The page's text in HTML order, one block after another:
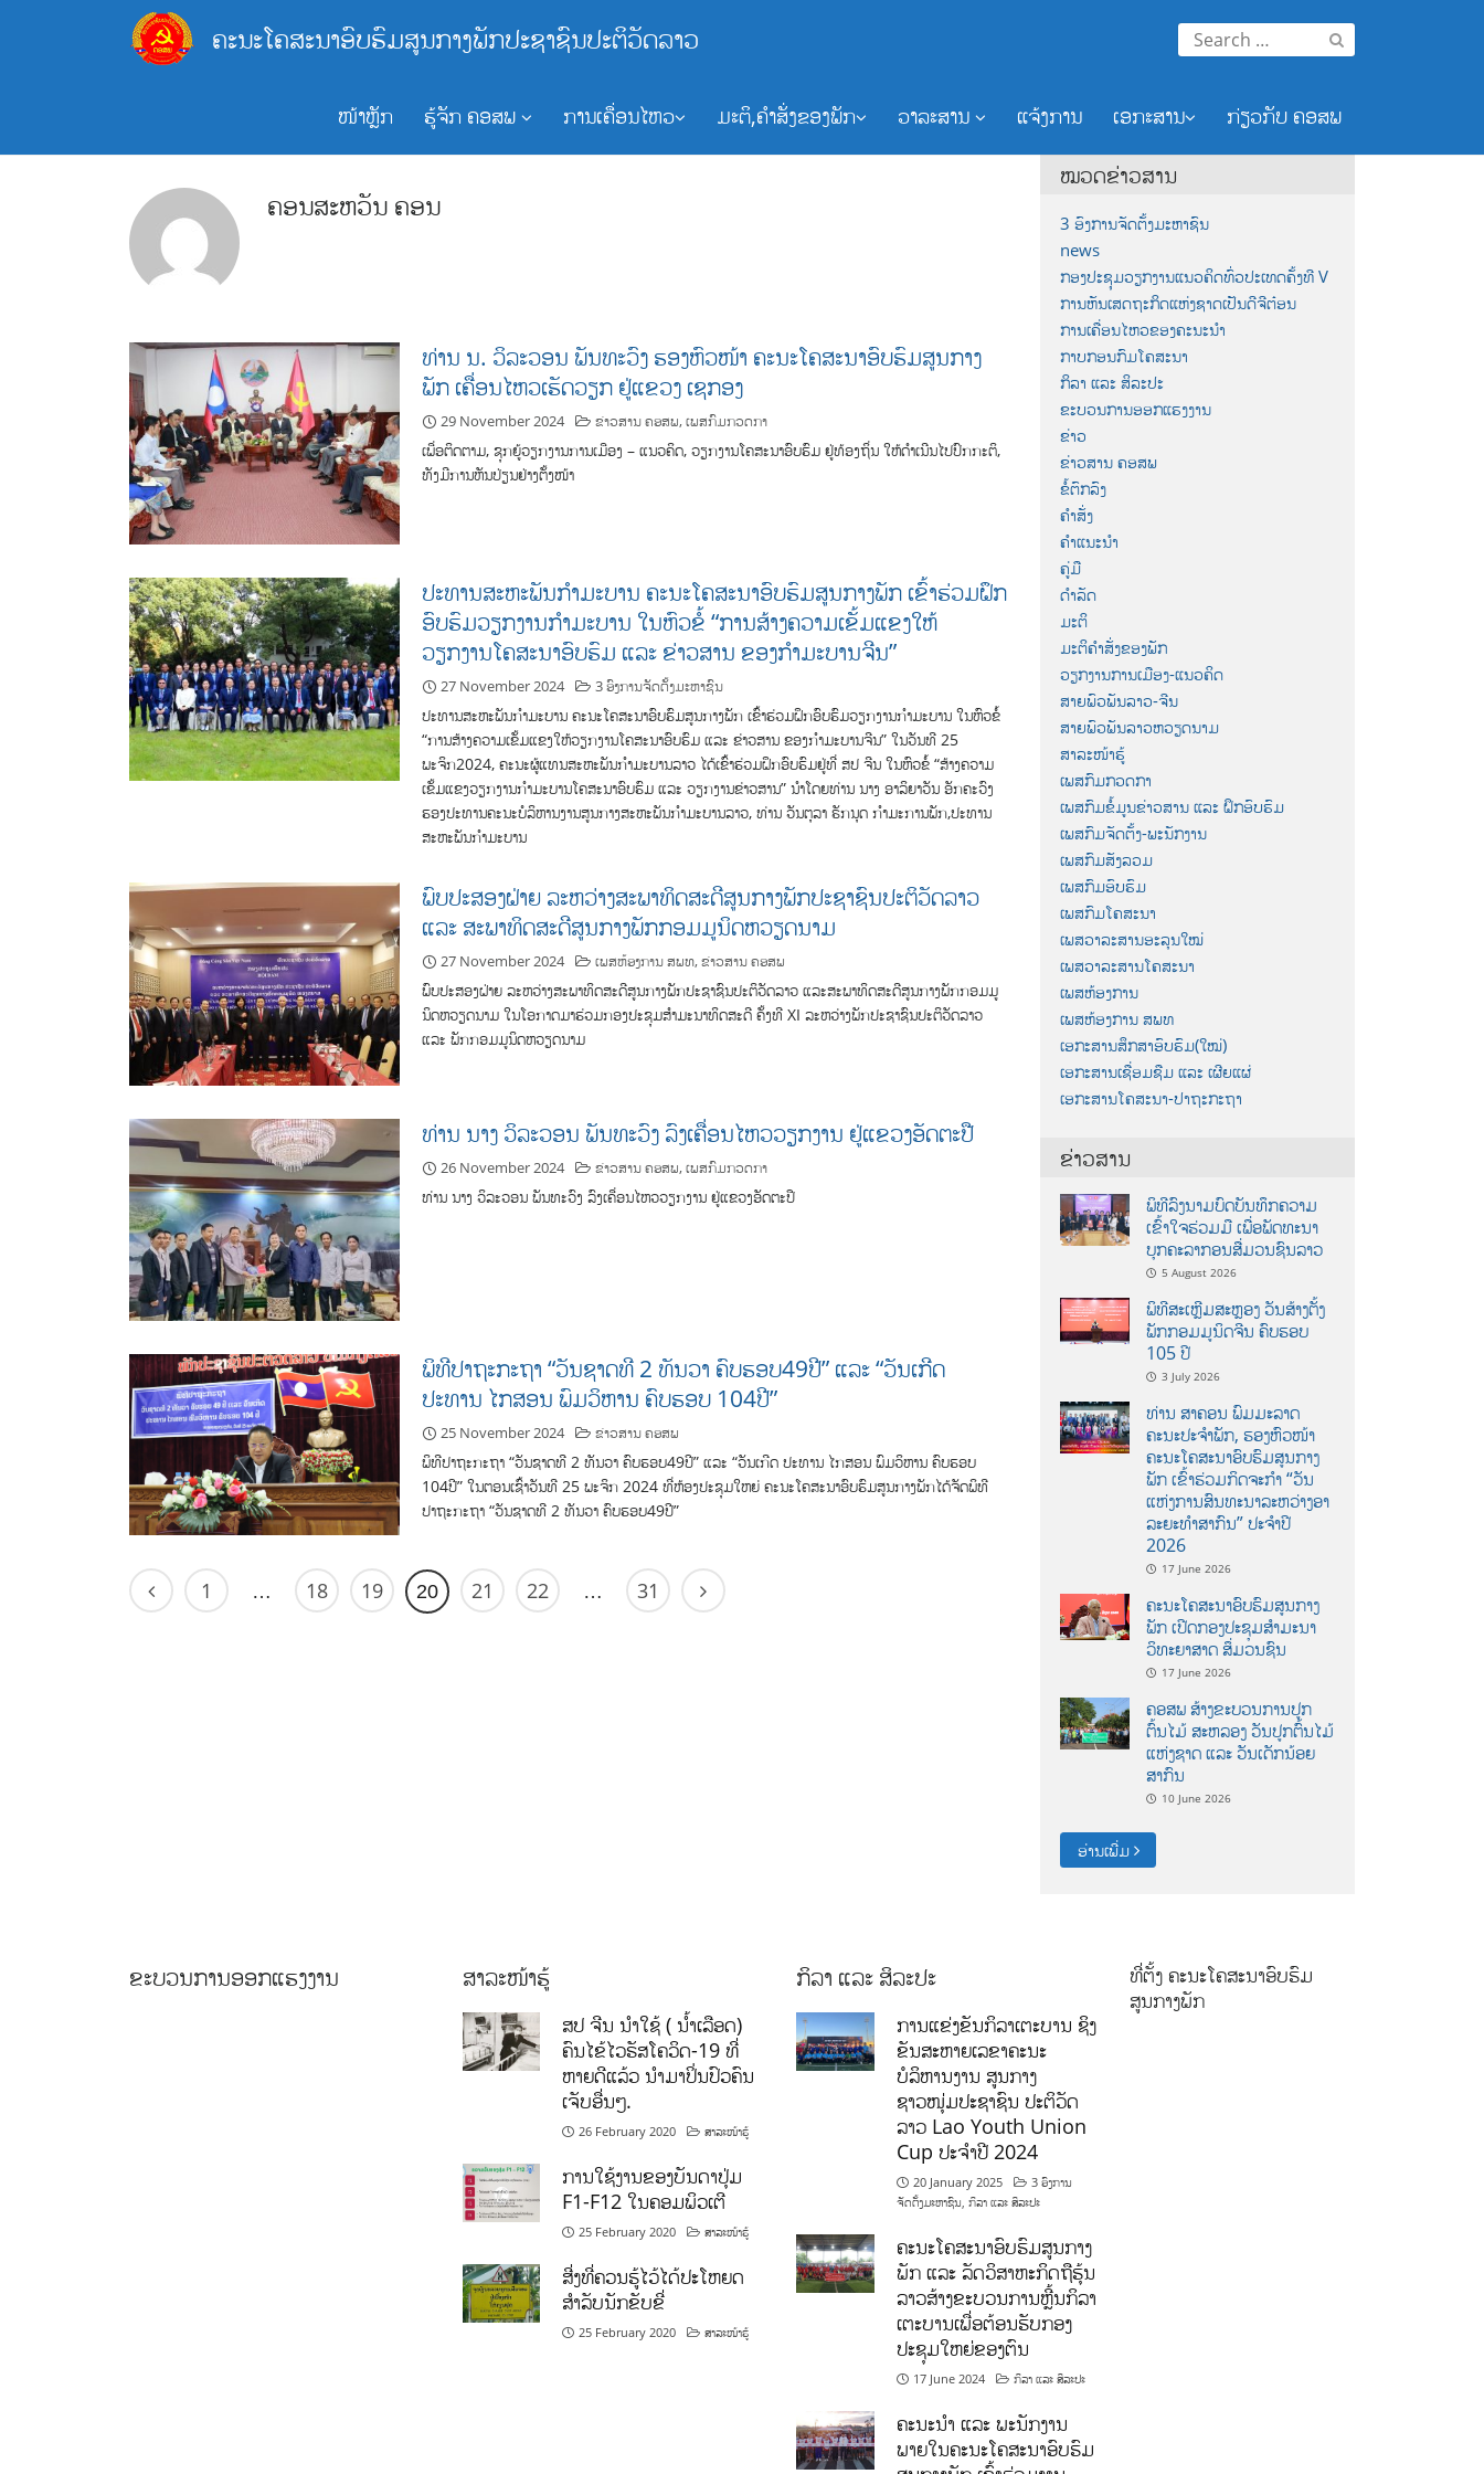
ຄະນະໂຄສະນາອົບຮົມສູນກາງພັກປະຊາຊົນປະຕິວັດລາວ
Search
for:
ໜ້າຫຼັກ ຮູ້ຈັກ ຄອສພ ການເຄື່ອນໄຫວ ມະຕິ,ຄຳສັ່ງຂອງພັກ ວາລະສານ ແຈ້ງການ ເອກະສານ ກ່ຽວກັບ ຄອສພ
ຄອນສະຫວັນ ຄອນ
ທ່ານ ນ. ວິລະວອນ ພັນທະວົງ ຮອງຫົວໜ້າ ຄະນະໂຄສະນາອົບຮົມສູນກາງ
ພັກ ເຄື່ອນໄຫວເຮັດວຽກ ຢູ່ແຂວງ ເຊກອງ
29 November 2024 ຂ່າວສານ ຄອສພ,ເພສກົມກວດກາ
ເພື່ອຕິດຕາມ, ຊຸກຍູ້ວຽກງານການເມືອງ – ແນວຄິດ, ວຽກງານໂຄສະນາອົບຮົມ ຢູ່ທ້ອງຖິ່ນ ໃຫ້ດໍາເນີນໄປປົກກະຕິ,
ທັງມີການຫັນປ່ຽນຢ່າງຕັ້ງໜ້າ
ປະທານສະຫະພັນກຳມະບານ ຄະນະໂຄສະນາອົບຮົມສູນກາງພັກ ເຂົ້າຮ່ວມຝຶກ
ອົບຮົມວຽກງານກຳມະບານ ໃນຫົວຂໍ້ “ການສ້າງຄວາມເຂັ້ມແຂງໃຫ້
ວຽກງານໂຄສະນາອົບຮົມ ແລະ ຂ່າວສານ ຂອງກໍາມະບານຈີນ”
27 November 2024 3 ອົງການຈັດຕັ້ງມະຫາຊົນ
ປະທານສະຫະພັນກຳມະບານ ຄະນະໂຄສະນາອົບຮົມສູນກາງພັກ ເຂົ້າຮ່ວມຝຶກອົບຮົມວຽກງານກຳມະບານ ໃນຫົວຂໍ້
“ການສ້າງຄວາມເຂັ້ມແຂງໃຫ້ວຽກງານໂຄສະນາອົບຮົມ ແລະ ຂ່າວສານ ຂອງກໍາມະບານຈີນ” ໃນວັນທີ 25
ພະຈິກ2024, ຄະນະຜູ້ແທນສະຫະພັນກຳມະບານລາວ ໄດ້ເຂົ້າຮ່ວມຝຶກອົບຮົມຢູ່ທີ່ ສປ ຈີນ ໃນຫົວຂໍ້ “ສ້າງຄວາມ
ເຂັ້ມແຂງວຽກງານກຳມະບານໂຄສະນາອົບຮົມ ແລະ ວຽກງານຂ່າວສານ” ນຳໂດຍທ່ານ ນາງ ອາລິຍາວັນ ອັກຄະວົງ
ຮອງປະທານຄະນະບໍລິຫານງານສູນກາງສະຫະພັນກຳມະບານລາວ, ທ່ານ ວັນຕຸລາ ຣັກນຸດ ກຳມະການພັກ,ປະທານ
ສະຫະພັນກຳມະບານ
ພົບປະສອງຝ່າຍ ລະຫວ່າງສະພາທິດສະດີສູນກາງພັກປະ​ຊາ​ຊົນ​ປະ​ຕິ​ວັດລາວ
ແລະ ສະ​ພາ​ທິດ​ສະ​ດີ​ສູນ​ກາງ​ພັກ​ກອມ​ມູ​ນິດຫວຽດນາມ
27 November 2024 ເພສຫ້ອງການ ສພທ,ຂ່າວສານ ຄອສພ
ພົບປະສອງຝ່າຍ ລະຫວ່າງສະພາທິດສະດີສູນກາງພັກປະ​ຊາ​ຊົນ​ປະ​ຕິ​ວັດລາວ ແລະສະ​ພາ​ທິດ​ສະ​ດີ​ສູນ​ກາງ​ພັກ​ກອມ​ມູ​
ນິດຫວຽດນາມ ໃນໂອກາດມາຮ່ວມກອງ​ປະ​ຊຸມສໍາມະນາທິດສະດີ ຄັ້ງ​ທີ XI ລະຫວ່າງພັກປະຊາຊົນປະຕິວັດລາວ
ແລະ ພັກກອມມູນິດຫວຽດນາມ
ທ່ານ ນາງ ວິລະວອນ ພັນທະວົງ ລົງເຄື່ອນໄຫວວຽກງານ ຢູ່ແຂວງອັດຕະປື
26 November 2024 ຂ່າວສານ ຄອສພ,ເພສກົມກວດກາ
ທ່ານ ນາງ ວິລະວອນ ພັນທະວົງ ລົງເຄື່ອນໄຫວວຽກງານ ຢູ່ແຂວງອັດຕະປື
ພິທີປາຖະກະຖາ “ວັນຊາດທີ 2 ທັນວາ ຄົບຮອບ49ປີ” ແລະ “ວັນເກີດ
ປະທານ ໄກສອນ ພົມວິຫານ ຄົບຮອບ 104ປີ”
25 November 2024 ຂ່າວສານ ຄອສພ
ພິທີປາຖະກະຖາ “ວັນຊາດທີ 2 ທັນວາ ຄົບຮອບ49ປີ” ແລະ “ວັນເກີດ ປະທານ ໄກສອນ ພົມວິຫານ ຄົບຮອບ
104ປີ” ໃນຕອນເຊົ້າວັນທີ 25 ພະຈິກ 2024 ທີ່ຫ້ອງປະຊຸມໃຫຍ່ ຄະນະໂຄສະນາອົບຮົມສູນກາງພັກໄດ້ຈັດພິທີ
ປາຖະກະຖາ “ວັນຊາດທີ 2 ທັນວາ ຄົບຮອບ49ປີ”
1 … 18 19 20 21 22 … 31
ໝວດຂ່າວສານ
3 ອົງການຈັດຕັ້ງມະຫາຊົນ
news
ກອງປະຊຸມວຽກງານແນວຄິດທົ່ວປະເທດຄັ້ງທີ V
ການຫັນເສດຖະກິດແຫ່ງຊາດເປັນດີຈີຕ໋ອນ
ການເຄື່ອນໄຫວຂອງຄະນະນຳ
ກາບກອນກົມໂຄສະນາ
ກິລາ ແລະ ສິລະປະ
ຂະບວນການອອກແຮງງານ
ຂ່າວ
ຂ່າວສານ ຄອສພ
ຂໍ້ຕົກລົງ
ຄຳສັ່ງ
ຄຳແນະນຳ
ຄູ່ມື
ດຳລັດ
ມະຕິ
ມະຕິຄຳສັ່ງຂອງພັກ
ວຽກງານການເມືອງ-ແນວຄິດ
ສາຍພົວພັນລາວ-ຈີນ
ສາຍພົວພັນລາວຫວຽດນາມ
ສາລະໜ້າຮູ້
ເພສກົມກວດກາ
ເພສກົມຂໍ້ມູນຂ່າວສານ ແລະ ຝຶກອົບຮົມ
ເພສກົມຈັດຕັ້ງ-ພະນັກງານ
ເພສກົມສັງລວມ
ເພສກົມອົບຮົມ
ເພສກົມໂຄສະນາ
ເພສວາລະສານອະລຸນໃໝ່
ເພສວາລະສານໂຄສະນາ
ເພສຫ້ອງການ
ເພສຫ້ອງການ ສພທ
ເອກະສານສຶກສາອົບຮົມ(ໃໝ່)
ເອກະສານເຊື່ອມຊືມ ແລະ ເຜີຍແຜ່
ເອກະສານໂຄສະນາ-ປາຖະກະຖາ
ຂ່າວສານ
ພິທີລົງນາມບົດບັນທຶກຄວາມ
ເຂົ້າໃຈຮ່ວມມື ເພື່ອພັດທະນາ
ບຸກຄະລາກອນສື່ມວນຊົນລາວ
5 August 2026
ພິທີສະເຫຼີມສະຫຼອງ ວັນສ້າງຕັ້ງ
ພັກກອມມູນິດຈີນ ຄົບຮອບ
105 ປີ
3 July 2026
ທ່ານ ສາຄອນ ພົມມະລາດ
ຄະນະປະຈໍາພັກ, ຮອງຫົວໜ້າ
ຄະນະໂຄສະນາອົບຮົມສູນກາງ
ພັກ ເຂົ້າຮ່ວມກິດຈະກຳ “ວັນ
ແຫ່ງການສົນທະນາລະຫວ່າງອາ
ລະຍະທຳສາກົນ” ປະຈຳປີ
2026
17 June 2026
ຄະນະໂຄສະນາອົບຮົມສູນກາງ
ພັກ ເປີດກອງປະຊຸມສຳມະນາ
ວິທະຍາສາດ ສຶ່ມວນຊົນ
17 June 2026
ຄອສພ ສ້າງຂະບວນການປູກ
ຕົ້ນໄມ້ ສະຫລອງ ວັນປູກຕົ້ນໄມ້
ແຫ່ງຊາດ ແລະ ວັນເດັກນ້ອຍ
ສາກົນ
10 June 2026
ອ່ານເພີ່ມ
ຂະບວນການອອກແຮງງານ ສາລະໜ້າຮູ້
ສປ ຈີນ ນໍາໃຊ້ ( ນໍ້າເລືອດ)
ຄົນໄຂ້ໄວຣັສໂຄວິດ-19 ທີ່
ຫາຍດີແລ້ວ ນໍາມາປິ່ນປົວຄົນ
ເຈັບອື່ນໆ.
26 February 2020 ສາລະໜ້າຮູ້
ການໃຊ້ງານຂອງບັນດາປຸ່ມ
F1-F12 ໃນຄອມພິວເຕີ
25 February 2020 ສາລະໜ້າຮູ້
ສີ່ງທີ່ຄວນຮູ້ໄວ້ໄດ້ປະໂຫຍດ
ສຳລັບນັກຂັບຂີ່
25 February 2020 ສາລະໜ້າຮູ້
ກິລາ ແລະ ສິລະປະ
ການແຂ່ງຂັນກິລາເຕະບານ ຊິງ
ຂັນສະຫາຍເລຂາຄະນະ
ບໍລິຫານງານ ສູນກາງ
ຊາວໜຸ່ມປະຊາຊົນ ປະຕິວັດ
ລາວ Lao Youth Union
Cup ປະຈຳປີ 2024
20 January 2025
3 ອົງການ
ຈັດຕັ້ງມະຫາຊົນ, ກິລາ ແລະ ສິລະປະ
ຄະນະໂຄສະນາອົບຮົມສູນກາງ
ພັກ ແລະ ລັດວິສາຫະກິດຖືຮຸ້ນ
ລາວສ້າງຂະບວນການຫຼີ້ນກິລາ
ເຕະບານເພື່ອຕ້ອນຮັບກອງ
ປະຊຸມໃຫຍ່ຂອງຕົນ
17 June 2024 ກິລາ ແລະ ສິລະປະ
ຄະນະນຳ ແລະ ພະນັກງານ
ພາຍໃນຄະນະໂຄສະນາອົບຮົມ
ທີ່ຕັ້ງ ຄະນະໂຄສະນາອົບຮົມ
ສູນກາງພັກ